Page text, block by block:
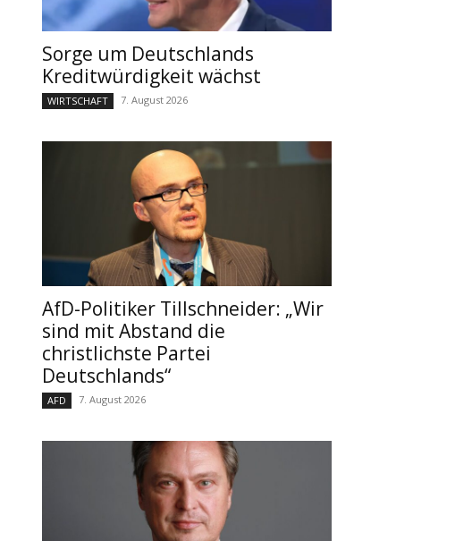
Sorge um Deutschlands
Kreditwürdigkeit wächst
WIRTSCHAFT 7. August 2026
AfD-Politiker Tillschneider: „Wir
sind mit Abstand die
christlichste Partei
Deutschlands“
AFD 7. August 2026